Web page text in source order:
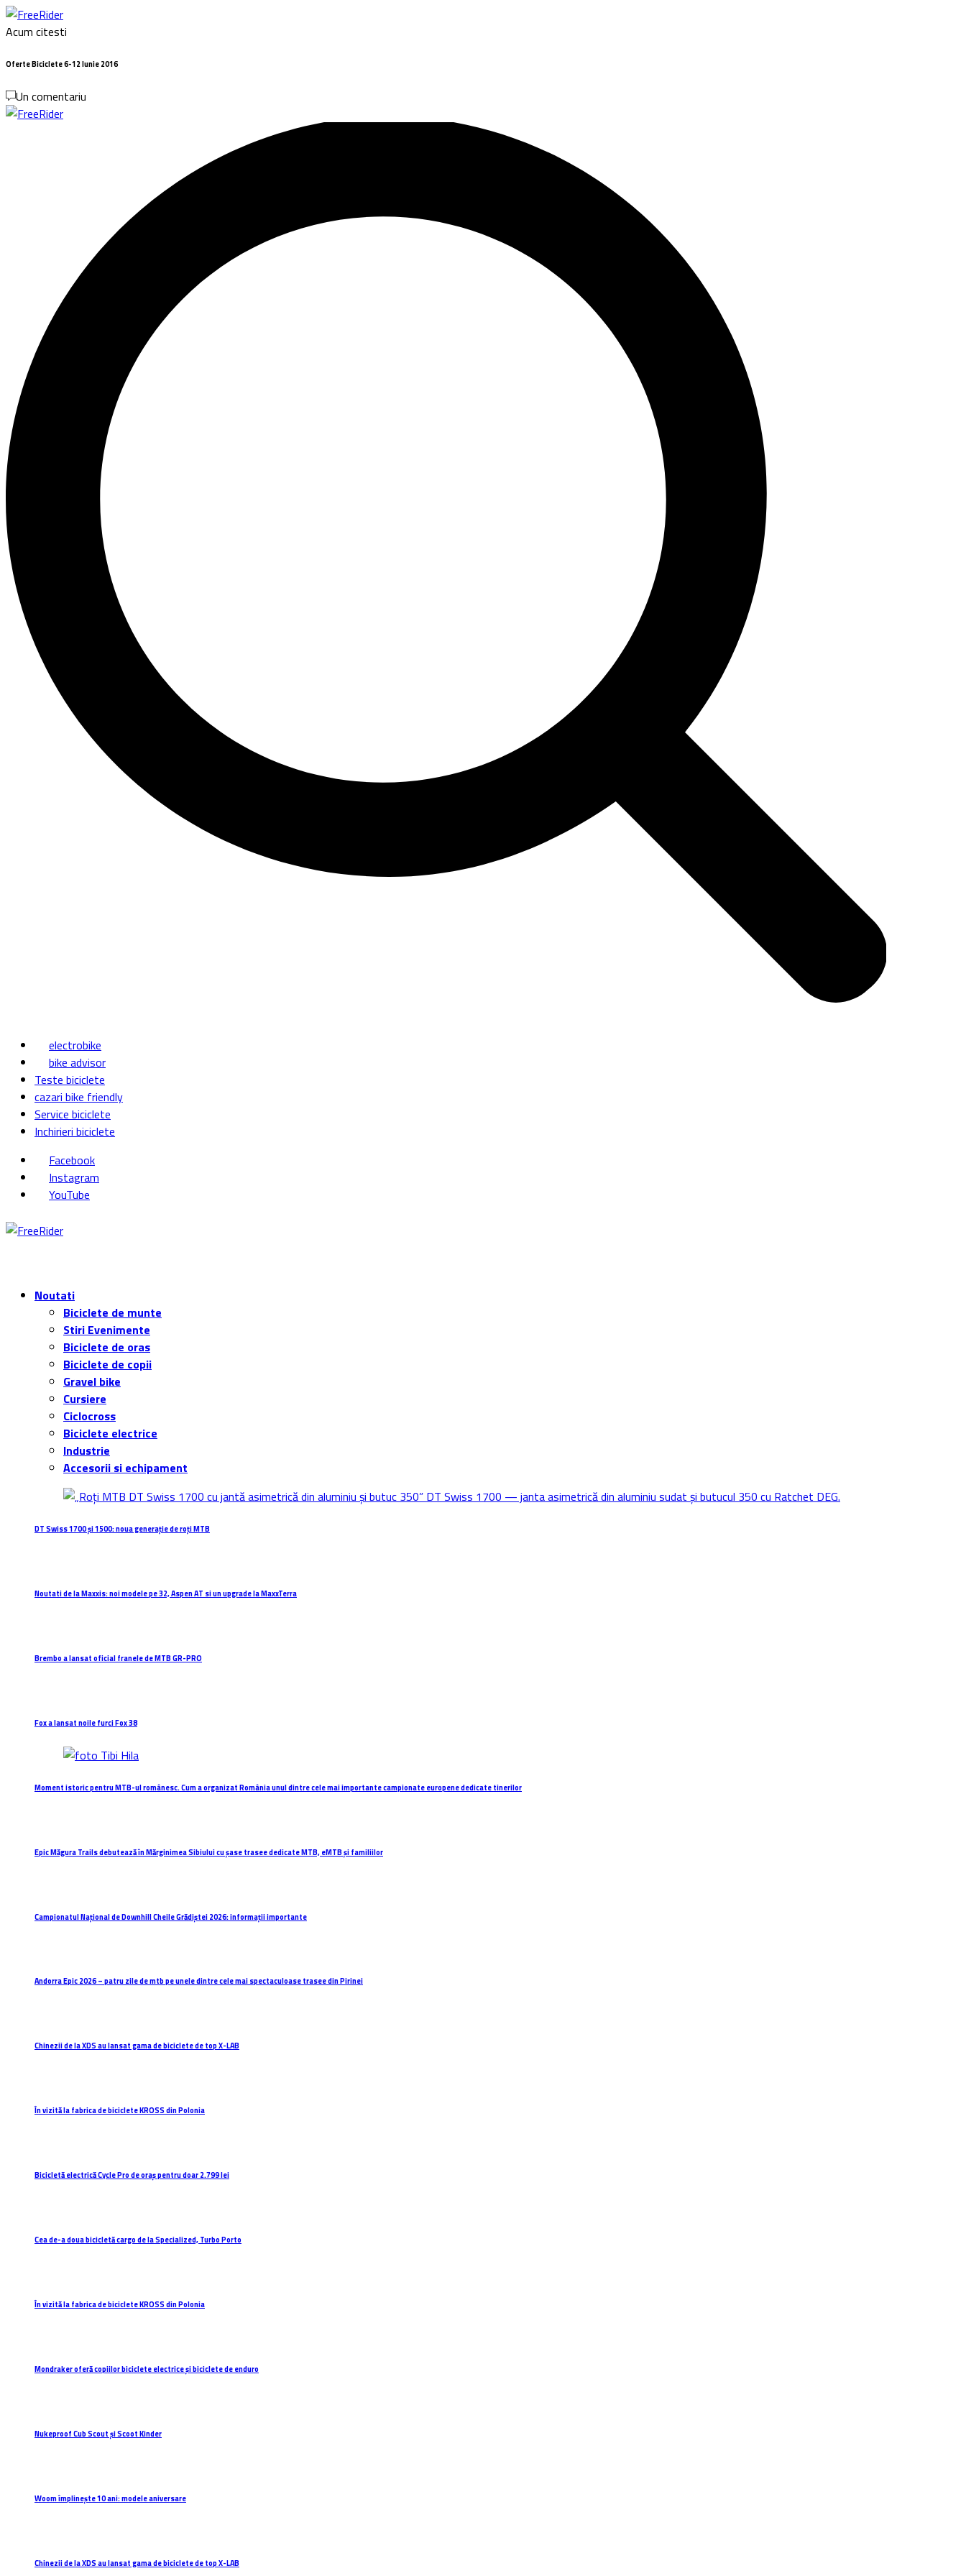
Acum citesti
Oferte Biciclete 6-12 Iunie 2016
Un comentariu
electrobike
bike advisor
Teste biciclete
cazari bike friendly
Service biciclete
Inchirieri biciclete
Facebook
Instagram
YouTube
Noutati
Biciclete de munte
Stiri Evenimente
Biciclete de oras
Biciclete de copii
Gravel bike
Cursiere
Ciclocross
Biciclete electrice
Industrie
Accesorii si echipament
DT Swiss 1700 și 1500: noua generație de roți MTB
Noutati de la Maxxis: noi modele pe 32, Aspen AT si un upgrade la MaxxTerra
Brembo a lansat oficial franele de MTB GR-PRO
Fox a lansat noile furci Fox 38
Moment istoric pentru MTB-ul românesc. Cum a organizat România unul dintre cele mai importante campionate europene dedicate tinerilor
Epic Măgura Trails debutează în Mărginimea Sibiului cu șase trasee dedicate MTB, eMTB și familiilor
Campionatul Național de Downhill Cheile Grădiștei 2026: informații importante
Andorra Epic 2026 – patru zile de mtb pe unele dintre cele mai spectaculoase trasee din Pirinei
Chinezii de la XDS au lansat gama de biciclete de top X-LAB
În vizită la fabrica de biciclete KROSS din Polonia
Bicicletă electrică Cycle Pro de oraș pentru doar 2.799 lei
Cea de-a doua bicicletă cargo de la Specialized, Turbo Porto
În vizită la fabrica de biciclete KROSS din Polonia
Mondraker oferă copiilor biciclete electrice și biciclete de enduro
Nukeproof Cub Scout și Scoot Kinder
Woom împlinește 10 ani: modele aniversare
Chinezii de la XDS au lansat gama de biciclete de top X-LAB